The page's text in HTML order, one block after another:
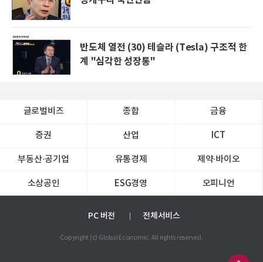
반도체 열전 (30) 테슬라 (Tesla) 구조적 한
계 "심각한 성장통"
글로벌비즈 종합 금융
증권 산업 ICT
부동산·공기업 유통경제 제약∙바이오
소상공인 ESG경영 오피니언
PC 버전 전체서비스
Copyright (c) Global Economic. All rights reserved.